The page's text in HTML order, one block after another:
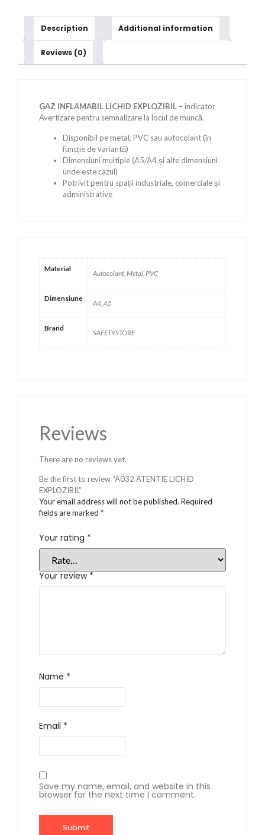
Description Additional information
Reviews (0)
GAZ INFLAMABIL LICHID EXPLOZIBIL – indicator
Avertizare pentru semnalizare la locul de muncă.
Disponibil pe metal, PVC sau autocolant (în
funcție de variantă)
Dimensiuni multiple (A5/A4 și alte dimensiuni
unde este cazul)
Potrivit pentru spații industriale, comerciale și
administrative
Material
Autocolant, Metal, PVC
Dimensiune
A4, A5
Brand
SAFETYSTORE
Reviews
There are no reviews yet.
Be the first to review “A032 ATENTIE LICHID
EXPLOZIBIL”
Your email address will not be published. Required
fields are marked *
Your rating *
Your review *
Name *
Email *
Save my name, email, and website in this
browser for the next time I comment.